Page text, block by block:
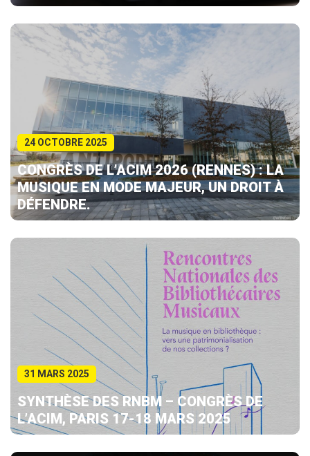
24 OCTOBRE 2025
CONGRÈS DE L’ACIM 2026 (RENNES) : LA
MUSIQUE EN MODE MAJEUR, UN DROIT À
DÉFENDRE.
31 MARS 2025
SYNTHÈSE DES RNBM – CONGRÈS DE
L’ACIM, PARIS 17-18 MARS 2025